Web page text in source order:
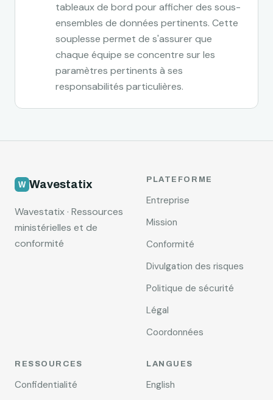
tableaux de bord pour afficher des sous-
ensembles de données pertinents. Cette
souplesse permet de s'assurer que
chaque équipe se concentre sur les
paramètres pertinents à ses
responsabilités particulières.
Wavestatix
Wavestatix · Ressources
ministérielles et de
conformité
PLATEFORME
Entreprise
Mission
Conformité
Divulgation des risques
Politique de sécurité
Légal
Coordonnées
RESSOURCES
Confidentialité
LANGUES
English